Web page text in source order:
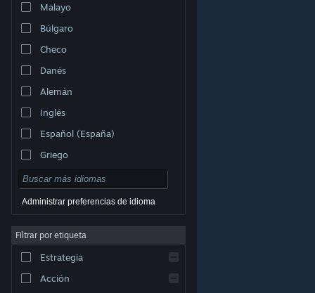
© Valve Corporation. Todos los derechos reservados.
Todas las marcas registradas pertenecen a sus
de Privacidad|Información legal
Acuerdo de Suscriptor a Steam
Cookies
Malayo
Búlgaro
Checo
Danés
Alemán
Inglés
Español (España)
Griego
Administrar preferencias de idioma
Filtrar por etiqueta
Estrategia
Acción